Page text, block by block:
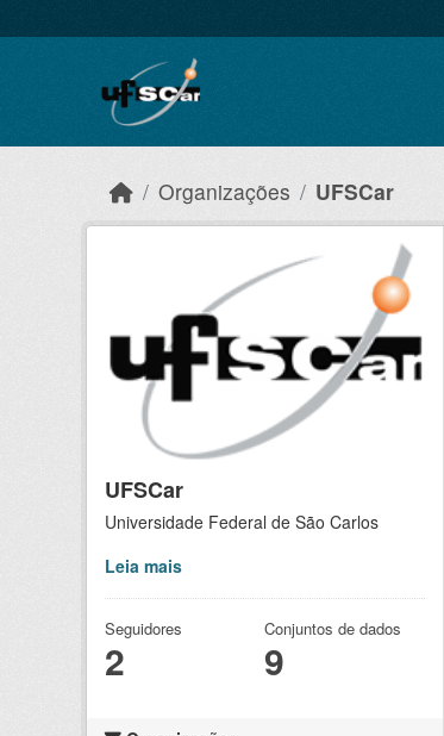
Organizações UFSCar
UFSCar
Universidade Federal de São Carlos
Leia mais
Seguidores
2
Conjuntos de dados
9